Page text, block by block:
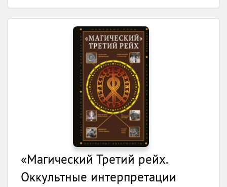
«Магический Третий рейх.
Оккультные интерпретации